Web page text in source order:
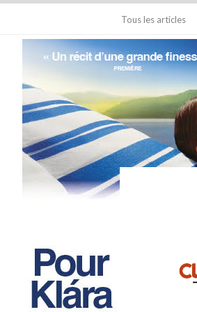
Tous les articles